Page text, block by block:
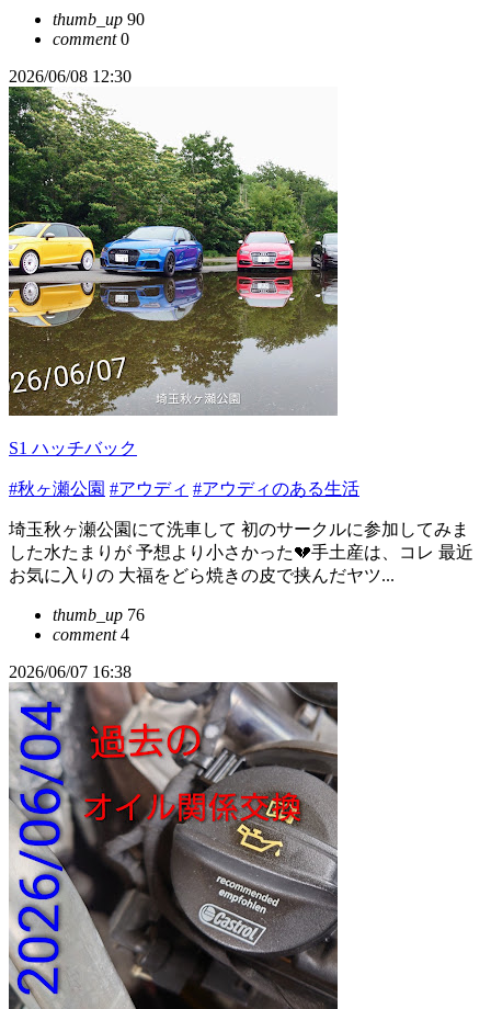
thumb_up 90
comment0
2026/06/08 12:30
S1 ハッチバック
#秋ヶ瀬公園 #アウディ #アウディのある生活
埼玉秋ヶ瀬公園にて洗車して 初のサークルに参加してみま
した水たまりが 予想より小さかった💔手土産は、コレ 最近
お気に入りの 大福をどら焼きの皮で挟んだヤツ...
thumb_up 76
comment4
2026/06/07 16:38